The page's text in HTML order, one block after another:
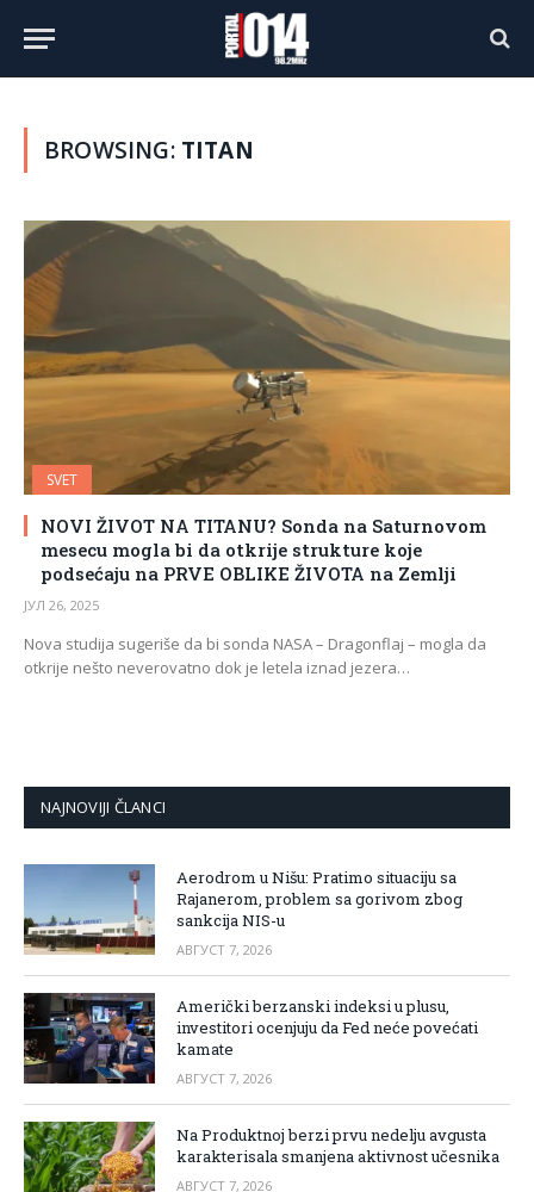
BROWSING: TITAN
SVET
NOVI ŽIVOT NA TITANU? Sonda na Saturnovom
mesecu mogla bi da otkrije strukture koje
podsećaju na PRVE OBLIKE ŽIVOTA na Zemlji
ЈУЛ 26, 2025
Nova studija sugeriše da bi sonda NASA – Dragonflaj – mogla da
otkrije nešto neverovatno dok je letela iznad jezera…
NAJNOVIJI ČLANCI
Aerodrom u Nišu: Pratimo situaciju sa
Rajanerom, problem sa gorivom zbog
sankcija NIS-u
АВГУСТ 7, 2026
Američki berzanski indeksi u plusu,
investitori ocenjuju da Fed neće povećati
kamate
АВГУСТ 7, 2026
Na Produktnoj berzi prvu nedelju avgusta
karakterisala smanjena aktivnost učesnika
АВГУСТ 7, 2026